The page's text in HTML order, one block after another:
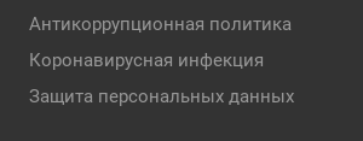
Антикоррупционная политика
Коронавирусная инфекция
Защита персональных данных